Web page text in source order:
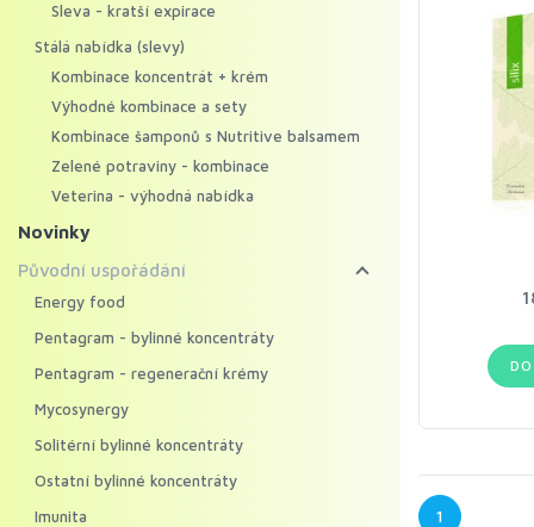
1
Sleva - kratší expirace
Stálá nabídka (slevy)
Kombinace koncentrát + krém
Výhodné kombinace a sety
Kombinace šamponů s Nutritive balsamem
Zelené potraviny - kombinace
Veterina - výhodná nabídka
Novinky
Původní uspořádání
Energy food
Pentagram - bylinné koncentráty
Pentagram - regenerační krémy
Mycosynergy
Solitérní bylinné koncentráty
Ostatní bylinné koncentráty
Imunita